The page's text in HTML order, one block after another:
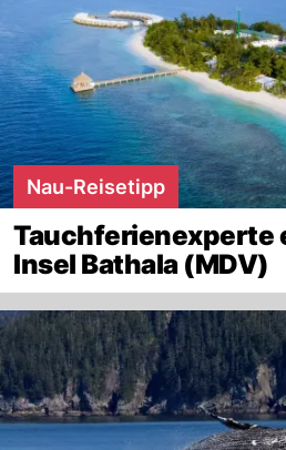
Nau-Reisetipp
Tauchferienexperte
Insel Bathala (MDV)